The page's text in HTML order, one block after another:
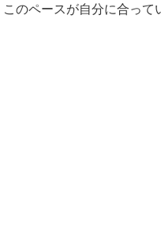
のペースが自分に合って